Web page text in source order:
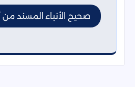
صحيح الأنباء المسند من